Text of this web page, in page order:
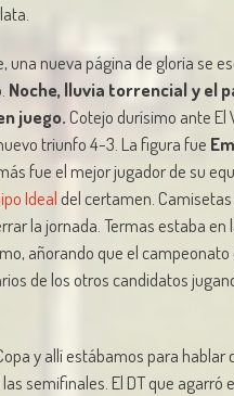
una nueva página de gloria se
Noche, lluvia torrencial y el
juego.Cotejo durísimo ante El
triunfo 4-3. La figura fue
fue el mejor jugador de su
Idealdel certamen.
la jornada. Termas estaba en
añorando que el campeonato
de los otros candidatos
y allí estábamos para hablar
semifinales. El DT que agarró